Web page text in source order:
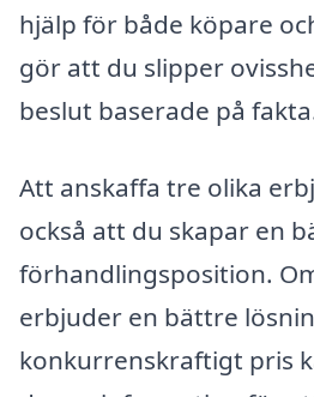
hjälp för både köpare
gör att du slipper
beslut baserade på
Att anskaffa tre olika
också att du skapar en
förhandlingsposition.
erbjuder en bättre
konkurrenskraftigt pris